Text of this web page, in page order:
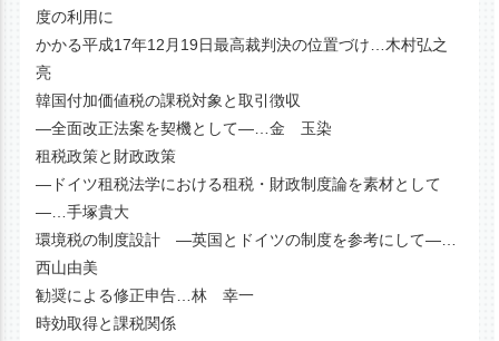
度の利用に
かかる平成17年12月19日最高裁判決の位置づけ…木村弘之
亮
韓国付加価値税の課税対象と取引徴収
―全面改正法案を契機として―…金 玉染
租税政策と財政政策
―ドイツ租税法学における租税・財政制度論を素材として
―…手塚貴大
環境税の制度設計 ―英国とドイツの制度を参考にして―…
西山由美
勧奨による修正申告…林 幸一
時効取得と課税関係